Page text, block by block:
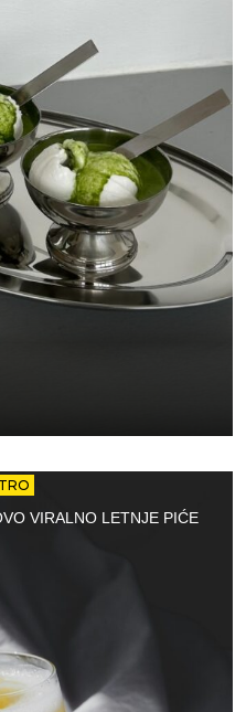
VIRALNO LETNJE PIĆE